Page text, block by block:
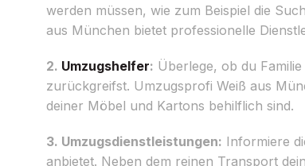
werden müssen, wie zum Beispiel die
aus München bietet professionelle
2. Umzugshelfer: Überlege, ob du
zurückgreifst. Umzugsprofi Weiß aus
deiner Möbel und Kartons behilflich sind.
3. Umzugsdienstleistungen: Informiere
anbietet. Neben dem reinen Transport